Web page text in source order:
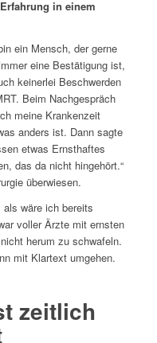
in einem
ein Mensch, der gerne
eine Bestätigung ist,
keinerlei Beschwerden
Beim Nachgespräch
meine Krankenzeit
anders ist. Dann sagte
etwas Ernsthaftes
das da nicht hingehört.“
überwiesen.
wäre ich bereits
voller Ärzte mit ernsten
herum zu schwafeln.
mit Klartext umgehen.
zeitlich